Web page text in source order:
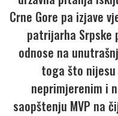
Crne Gore pa izjave
patrijarha Srpske
odnose na
toga što
neprimjerenim i
saopštenju MVP na